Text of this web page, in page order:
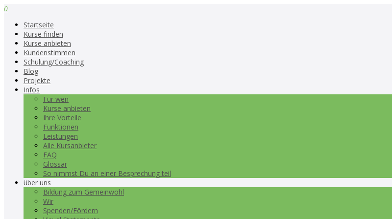
0
Startseite
Kurse finden
Kurse anbieten
Kundenstimmen
Schulung/Coaching
Blog
Projekte
Infos
Für wen
Kurse anbieten
Ihre Vorteile
Funktionen
Leistungen
Alle Kursanbieter
FAQ
Glossar
So nimmst Du an einer Besprechung teil
über uns
Bildung zum Gemeinwohl
Wir
Spenden/Fördern